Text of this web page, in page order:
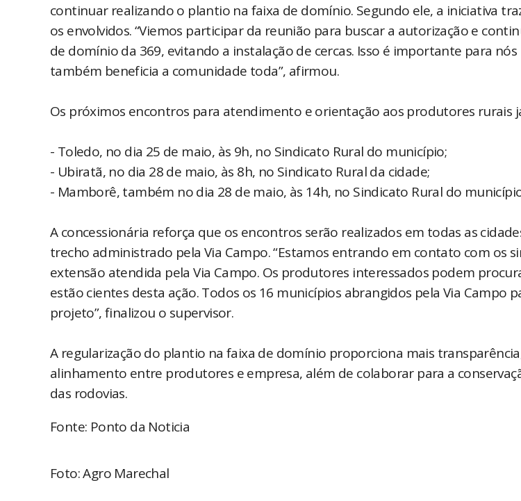
continuar realizando o plantio na faixa de domínio. Segundo ele, a iniciativa
os envolvidos. “Viemos participar da reunião para buscar a autorização e
de domínio da 369, evitando a instalação de cercas. Isso é importante para
também beneficia a comunidade toda”, afirmou.
Os próximos encontros para atendimento e orientação aos produtores rurais
- Toledo, no dia 25 de maio, às 9h, no Sindicato Rural do município;
- Ubiratã, no dia 28 de maio, às 8h, no Sindicato Rural da cidade;
- Mamborê, também no dia 28 de maio, às 14h, no Sindicato Rural do
A concessionária reforça que os encontros serão realizados em todas as
trecho administrado pela Via Campo. “Estamos entrando em contato com os
extensão atendida pela Via Campo. Os produtores interessados podem
estão cientes desta ação. Todos os 16 municípios abrangidos pela Via Campo
projeto”, finalizou o supervisor.
A regularização do plantio na faixa de domínio proporciona mais
alinhamento entre produtores e empresa, além de colaborar para a
das rodovias.
Fonte: Ponto da Noticia
Foto: Agro Marechal